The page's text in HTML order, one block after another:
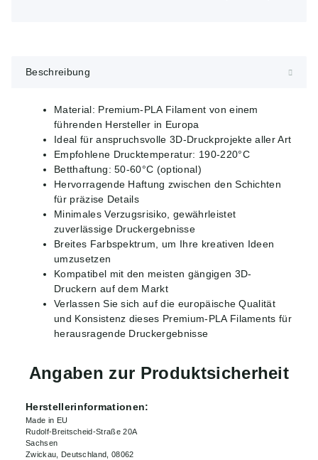
Beschreibung
Material: Premium-PLA Filament von einem
führenden Hersteller in Europa
Ideal für anspruchsvolle 3D-Druckprojekte aller Art
Empfohlene Drucktemperatur: 190-220°C
Betthaftung: 50-60°C (optional)
Hervorragende Haftung zwischen den Schichten
für präzise Details
Minimales Verzugsrisiko, gewährleistet
zuverlässige Druckergebnisse
Breites Farbspektrum, um Ihre kreativen Ideen
umzusetzen
Kompatibel mit den meisten gängigen 3D-
Druckern auf dem Markt
Verlassen Sie sich auf die europäische Qualität
und Konsistenz dieses Premium-PLA Filaments für
herausragende Druckergebnisse
Angaben zur Produktsicherheit
Herstellerinformationen:
Made in EU
Rudolf-Breitscheid-Straße 20A
Sachsen
Zwickau, Deutschland, 08062